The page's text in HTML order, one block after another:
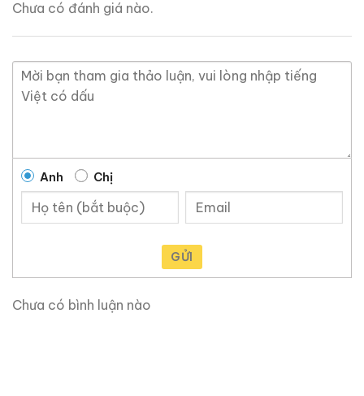
Chưa có đánh giá nào.
Anh Chị
GỬI
Chưa có bình luận nào